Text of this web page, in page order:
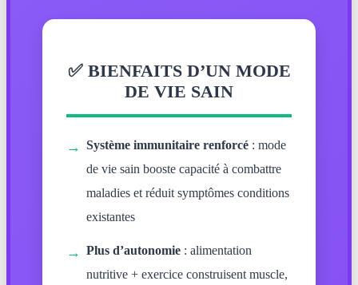
✅ BIENFAITS D’UN MODE
DE VIE SAIN
→ Système immunitaire renforcé : mode
de vie sain booste capacité à combattre
maladies et réduit symptômes conditions
existantes
→ Plus d’autonomie : alimentation
nutritive + exercice construisent muscle,